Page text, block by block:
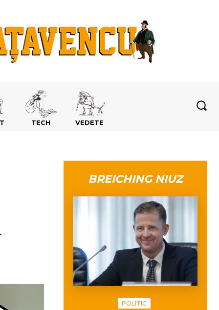
TECH VEDETE
BREICHING NIUZ
POLITIC